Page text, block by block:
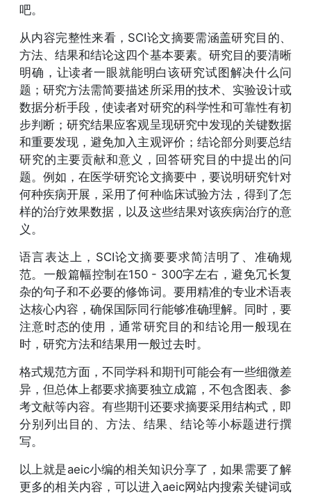
吧。
从内容完整性来看，SCI论文摘要需涵盖研究目的、
方法、结果和结论这四个基本要素。研究目的要清晰
明确，让读者一眼就能明白该研究试图解决什么问
题；研究方法需简要描述所采用的技术、实验设计或
数据分析手段，使读者对研究的科学性和可靠性有初
步判断；研究结果应客观呈现研究中发现的关键数据
和重要发现，避免加入主观评价；结论部分则要总结
研究的主要贡献和意义，回答研究目的中提出的问
题。例如，在医学研究论文摘要中，要说明研究针对
何种疾病开展，采用了何种临床试验方法，得到了怎
样的治疗效果数据，以及这些结果对该疾病治疗的意
义。
语言表达上，SCI论文摘要要求简洁明了、准确规
范。一般篇幅控制在150 - 300字左右，避免冗长复
杂的句子和不必要的修饰词。要用精准的专业术语表
达核心内容，确保国际同行能够准确理解。同时，要
注意时态的使用，通常研究目的和结论用一般现在
时，研究方法和结果用一般过去时。
格式规范方面，不同学科和期刊可能会有一些细微差
异，但总体上都要求摘要独立成篇，不包含图表、参
考文献等内容。有些期刊还要求摘要采用结构式，即
分别列出目的、方法、结果、结论等小标题进行撰
写。
以上就是aeic小编的相关知识分享了，如果需要了解
更多的相关内容，可以进入aeic网站内搜索关键词或